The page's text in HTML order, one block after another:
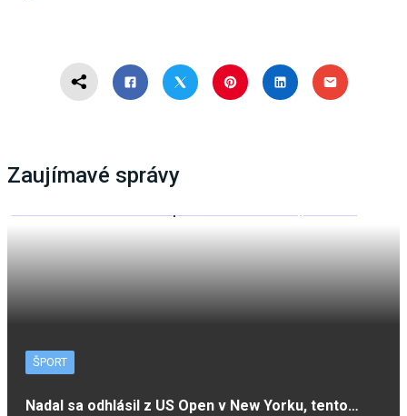
Zaujímavé správy
ŠPORT
Nadal sa odhlásil z US Open v New Yorku, tento…